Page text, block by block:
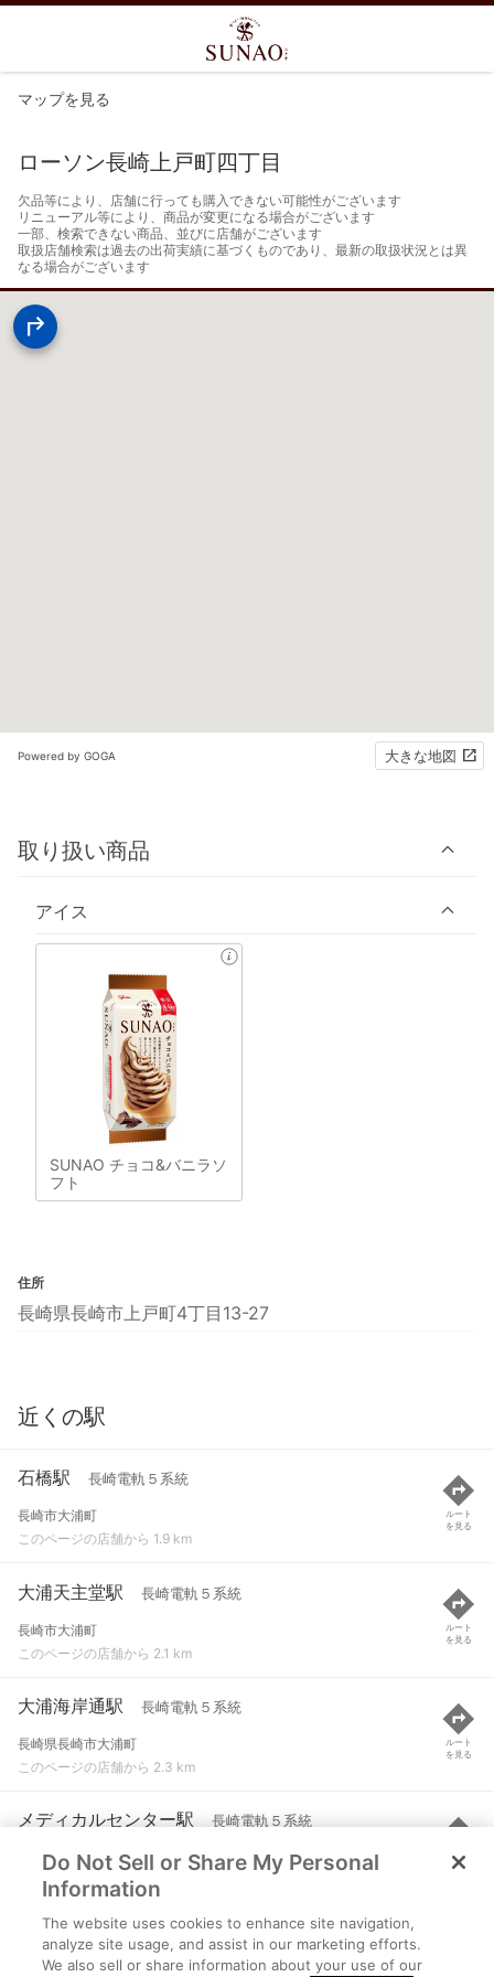
マップを見る
ローソン長崎上戸町四丁目
欠品等により、店舗に行っても購入できない可能性がございます
リニューアル等により、商品が変更になる場合がございます
一部、検索できない商品、並びに店舗がございます
取扱店舗検索は過去の出荷実績に基づくものであり、最新の取扱状況とは異
なる場合がございます
Powered by GOGA 大きな地図
取り扱い商品
アイス
SUNAO チョコ&バニラソ
フト
住所
長崎県長崎市上戸町4丁目13-27
近くの駅
石橋駅 長崎電軌５系統
長崎市大浦町
このページの店舗から 1.9 km
ルート
を見る
大浦天主堂駅 長崎電軌５系統
長崎市大浦町
このページの店舗から 2.1 km
ルート
を見る
大浦海岸通駅 長崎電軌５系統
長崎県長崎市大浦町
このページの店舗から 2.3 km
ルート
を見る
メディカルセンター駅 長崎電軌５系統
長崎市新地町
このページの店舗から 2.5 km
ルート
を見る
崇福寺駅 長崎電軌１系統 など
長崎市油屋町
Do Not Sell or Share My Personal
Information
The website uses cookies to enhance site navigation,
analyze site usage, and assist in our marketing efforts.
We also sell or share information about your use of our